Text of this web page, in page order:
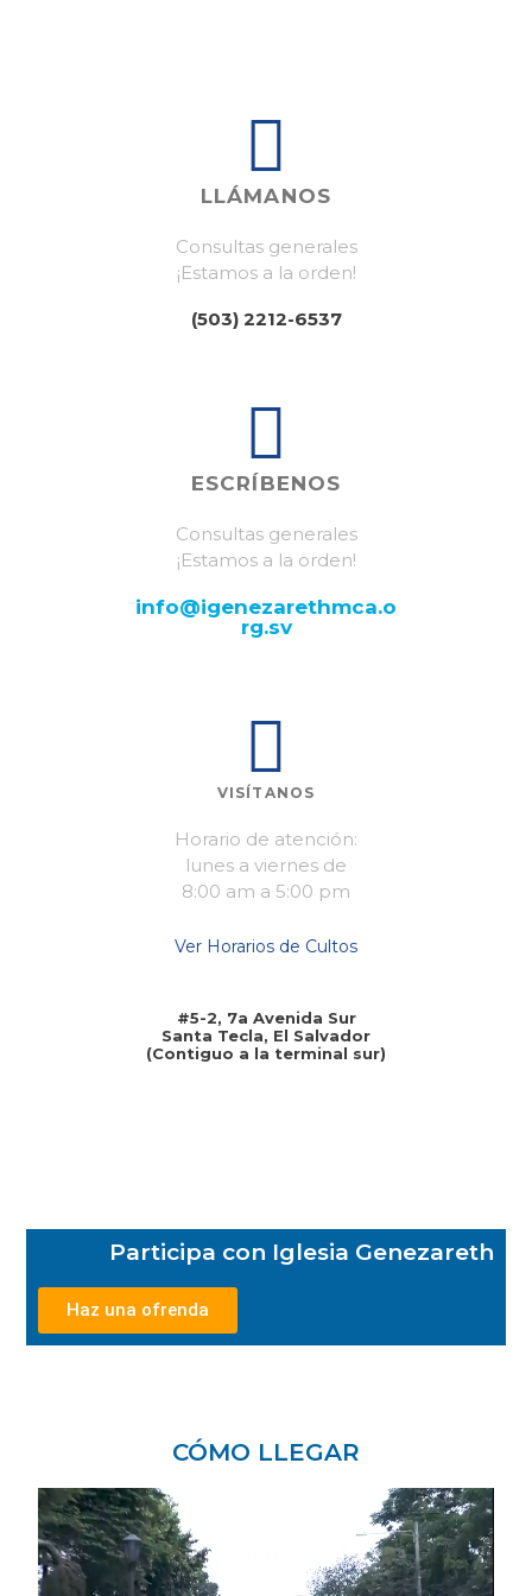
LLÁMANOS
Consultas generales
¡Estamos a la orden!
(503) 2212-6537
ESCRÍBENOS
Consultas generales
¡Estamos a la orden!​
info@igenezarethmca.o
rg.sv
VISÍTANOS
Horario de atención:
lunes a viernes de
8:00 am a 5:00 pm
Ver Horarios de Cultos
#5-2, 7a Avenida Sur
Santa Tecla, El Salvador
(Contiguo a la terminal sur)
Participa con Iglesia Genezareth
Haz una ofrenda
CÓMO LLEGAR